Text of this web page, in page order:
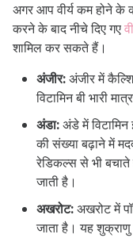
अगर आप वीर्य कम होने के
करने के बाद नीचे दिए गए
शामिल कर सकते हैं।
अंजीर:अंजीर में
विटामिन बी भारी
अंडा:अंडे में
की संख्या बढ़ाने में
रेडिकल्स से भी बचाते
जाती है।
अखरोट:अखरोट में
जाता है। यह